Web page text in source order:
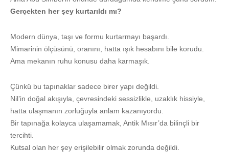
Gerçekten her şey kurtarıldı mı?
Modern dünya, taşı ve formu kurtarmayı başardı.
Mimarinin ölçüsünü, oranını, hatta ışık hesabını bile korudu.
Ama mekanın ruhu konusu daha karmaşık.
Çünkü bu tapınaklar sadece birer yapı değildi.
Nil’in doğal akışıyla, çevresindeki sessizlikle, uzaklık hissiyle,
hatta ulaşmanın zorluğuyla anlam kazanıyordu.
Bir tapınağa kolayca ulaşamamak, Antik Mısır’da bilinçli bir
tercihti.
Kutsal olan her şey erişilebilir olmak zorunda değildi.